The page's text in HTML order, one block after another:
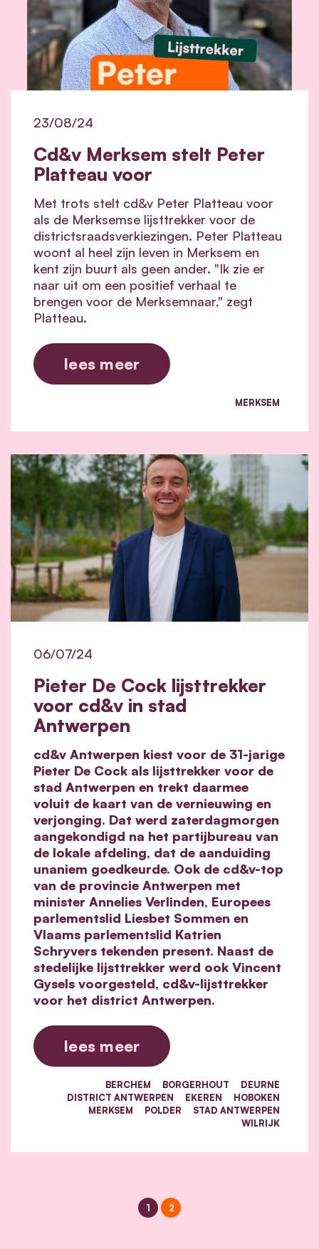
Cd&v Merksem stelt Peter
Platteau voor
23/08/24
Met trots stelt cd&v Peter Platteau voor
als de Merksemse lijsttrekker voor de
districtsraadsverkiezingen. Peter Platteau
woont al heel zijn leven in Merksem en
kent zijn buurt als geen ander. "Ik zie er
naar uit om een positief verhaal te
brengen voor de Merksemnaar," zegt
Platteau.
lees meer
MERKSEM
Pieter De Cock lijsttrekker
voor cd&v in stad
Antwerpen
06/07/24
cd&v Antwerpen kiest voor de 31-jarige
Pieter De Cock als lijsttrekker voor de
stad Antwerpen en trekt daarmee
voluit de kaart van de vernieuwing en
verjonging. Dat werd zaterdagmorgen
aangekondigd na het partijbureau van
de lokale afdeling, dat de aanduiding
unaniem goedkeurde. Ook de cd&v-top
van de provincie Antwerpen met
minister Annelies Verlinden, Europees
parlementslid Liesbet Sommen en
Vlaams parlementslid Katrien
Schryvers tekenden present. Naast de
stedelijke lijsttrekker werd ook Vincent
Gysels voorgesteld, cd&v-lijsttrekker
voor het district Antwerpen.
lees meer
BERCHEM BORGERHOUT
DEURNE
DISTRICT ANTWERPEN
EKEREN
HOBOKEN
MERKSEM
POLDER
STAD ANTWERPEN
WILRIJK
1 2